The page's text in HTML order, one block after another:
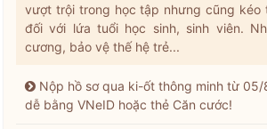
vượt trội trong học tập nhưng cũng kéo
đối với lứa tuổi học sinh, sinh viên.
cương, bảo vệ thế hệ trẻ...
Nộp hồ sơ qua ki-ốt thông minh từ
dễ bằng VNeID hoặc thẻ Căn cước!